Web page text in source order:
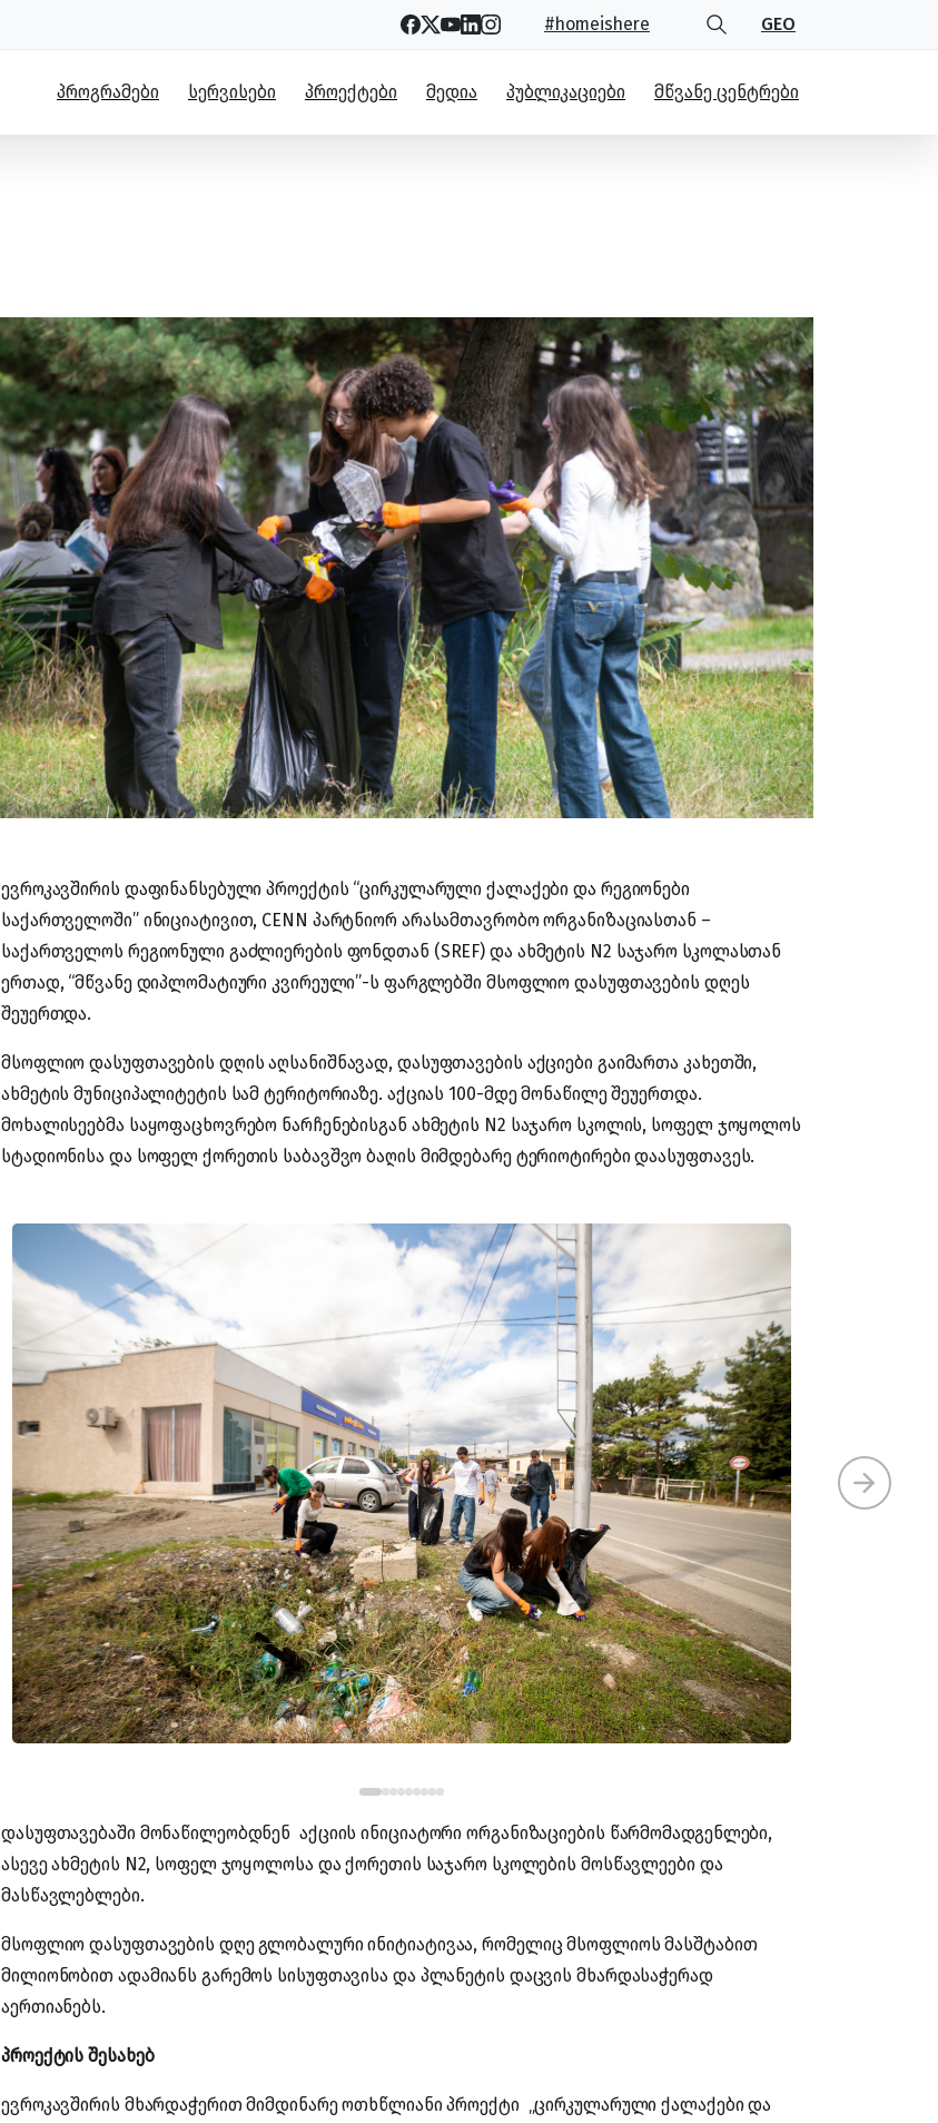
#homeishere GEO
ᲞᲠᲝᲒᲠᲐᲛᲔᲑᲘ ᲡᲔᲠᲕᲘᲡᲔᲑᲘ ᲞᲠᲝᲔᲥᲢᲔᲑᲘ ᲛᲔᲓᲘᲐ ᲞᲣᲑᲚᲘᲙᲐᲪᲘᲔᲑᲘ ᲛᲬᲕᲐᲜᲔ ᲪᲔᲜᲢᲠᲔᲑᲘ
ევროკავშირის დაფინანსებული პროექტის “ცირკულარული ქალაქები და რეგიონები
საქართველოში” ინიციატივით, CENN პარტნიორ არასამთავრობო ორგანიზაციასთან –
საქართველოს რეგიონული გაძლიერების ფონდთან (SREF) და ახმეტის N2 საჯარო სკოლასთან
ერთად, “მწვანე დიპლომატიური კვირეული”-ს ფარგლებში მსოფლიო დასუფთავების დღეს
შეუერთდა.
მსოფლიო დასუფთავების დღის აღსანიშნავად, დასუფთავების აქციები გაიმართა კახეთში,
ახმეტის მუნიციპალიტეტის სამ ტერიტორიაზე. აქციას 100-მდე მონაწილე შეუერთდა.
მოხალისეებმა საყოფაცხოვრებო ნარჩენებისგან ახმეტის N2 საჯარო სკოლის, სოფელ ჯოყოლოს
სტადიონისა და სოფელ ქორეთის საბავშვო ბაღის მიმდებარე ტერიოტირები დაასუფთავეს.
დასუფთავებაში მონაწილეობდნენ აქციის ინიციატორი ორგანიზაციების წარმომადგენლები,
ასევე ახმეტის N2, სოფელ ჯოყოლოსა და ქორეთის საჯარო სკოლების მოსწავლეები და
მასწავლებლები.
მსოფლიო დასუფთავების დღე გლობალური ინიტიატივაა, რომელიც მსოფლიოს მასშტაბით
მილიონობით ადამიანს გარემოს სისუფთავისა და პლანეტის დაცვის მხარდასაჭერად
აერთიანებს.
პროექტის შესახებ
ევროკავშირის მხარდაჭერით მიმდინარე ოთხწლიანი პროექტი „ცირკულარული ქალაქები და